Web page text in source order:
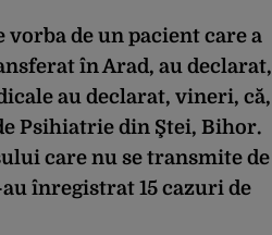
de un pacient care a
în Arad, au declarat,
au declarat, vineri, că,
Psihiatrie din Ştei, Bihor.
care nu se transmite de
înregistrat 15 cazuri de